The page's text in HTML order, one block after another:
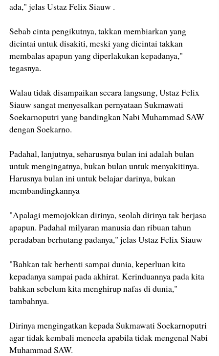
ada," jelas Ustaz Felix Siauw .
Sebab cinta pengikutnya, takkan membiarkan yang
dicintai untuk disakiti, meski yang dicintai takkan
membalas apapun yang diperlakukan kepadanya,"
tegasnya.
Walau tidak disampaikan secara langsung, Ustaz Felix
Siauw sangat menyesalkan pernyataan Sukmawati
Soekarnoputri yang bandingkan Nabi Muhammad SAW
dengan Soekarno.
Padahal, lanjutnya, seharusnya bulan ini adalah bulan
untuk mengingatnya, bukan bulan untuk menyakitinya.
Harusnya bulan ini untuk belajar darinya, bukan
membandingkannya
"Apalagi memojokkan dirinya, seolah dirinya tak berjasa
apapun. Padahal milyaran manusia dan ribuan tahun
peradaban berhutang padanya," jelas Ustaz Felix Siauw
"Bahkan tak berhenti sampai dunia, keperluan kita
kepadanya sampai pada akhirat. Kerinduannya pada kita
bahkan sebelum kita menghirup nafas di dunia,"
tambahnya.
Dirinya mengingatkan kepada Sukmawati Soekarnoputri
agar tidak kembali mencela apabila tidak mengenal Nabi
Muhammad SAW.